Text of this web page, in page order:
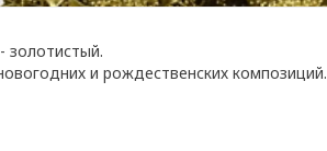
золотистый.
и рождественских композиций.